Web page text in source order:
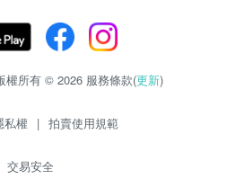
權所有 © 2026 服務條款(更新)
私權 | 拍賣使用規範
交易安全